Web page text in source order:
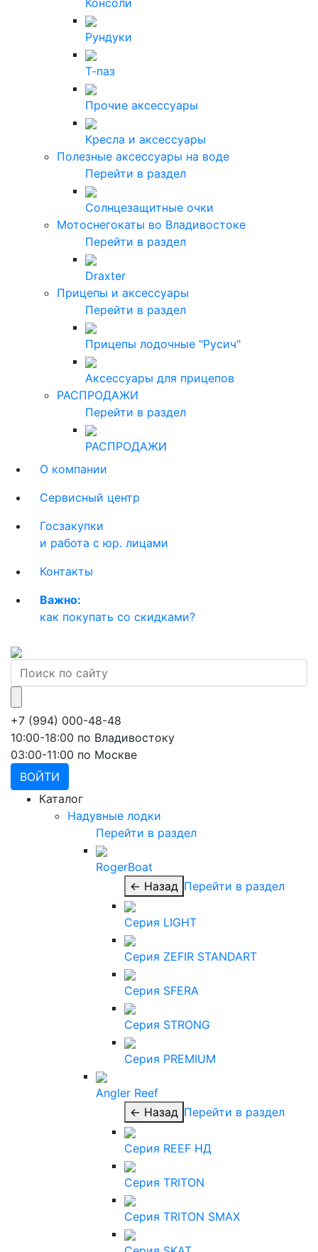
Консоли
Рундуки
Т-паз
Прочие аксессуары
Кресла и аксессуары
Полезные аксессуары на воде
Перейти в раздел
Солнцезащитные очки
Мотоснегокаты во Владивостоке
Перейти в раздел
Draxter
Прицепы и аксессуары
Перейти в раздел
Прицепы лодочные "Русич"
Аксессуары для прицепов
РАСПРОДАЖИ
Перейти в раздел
РАСПРОДАЖИ
О компании
Сервисный центр
Госзакупки
и работа с юр. лицами
Контакты
Важно:
как покупать со скидками?
+7 (994) 000-48-48
10:00-18:00 по Владивостоку
03:00-11:00 по Москве
ВОЙТИ
Каталог
Надувные лодки
Перейти в раздел
RogerBoat
← Назад Перейти в раздел
Серия LIGHT
Серия ZEFIR STANDART
Серия SFERA
Серия STRONG
Серия PREMIUM
Angler Reef
← Назад Перейти в раздел
Серия REEF НД
Серия TRITON
Серия TRITON SMAX